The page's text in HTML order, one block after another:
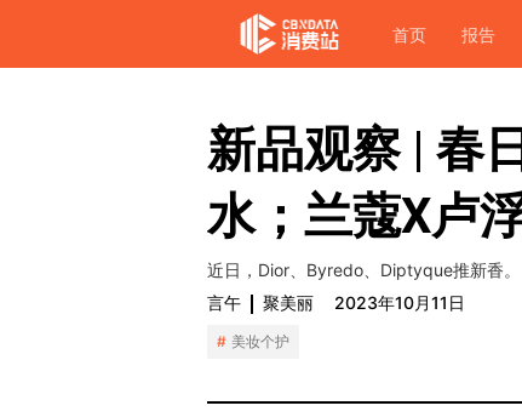
首页 报告
新品观察 | 春
水；兰蔻X卢
近日，Dior、Byredo、Diptyque推新香。
言午
聚美丽 2023年10月11日
美妆个护